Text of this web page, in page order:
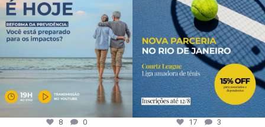
8 0 17 3